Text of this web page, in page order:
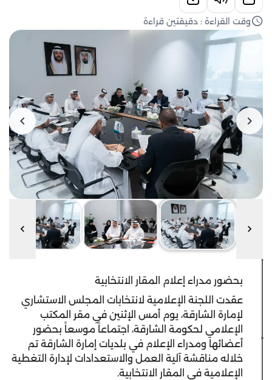
وقت القراءة : دقيقتين قراءة
بحضور مدراء إعلام المقار الانتخابية
عقدت اللجنة الإعلامية لانتخابات المجلس الاستشاري
لإمارة الشارقة، يوم أمس الإثنين في مقر المكتب
الإعلامي لحكومة الشارقة، اجتماعاً موسعاً بحضور
أعضائها ومدراء الإعلام في بلديات إمارة الشارقة تم
خلاله مناقشة آلية العمل والاستعدادات لإدارة التغطية
الإعلامية في المقار الانتخابية.